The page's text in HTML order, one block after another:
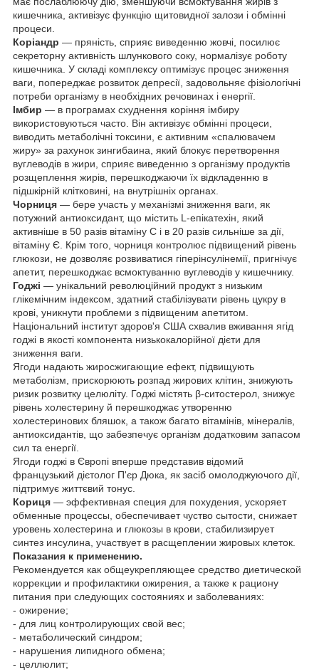
кишечника, активізує функцію щитовидної залози і обмінні
процеси.
Коріандр — пряність, сприяє виведенню жовчі, посилює
секреторну активність шлункового соку, нормалізує роботу
кишечника. У складі комплексу оптимізує процес зниження
ваги, попереджає розвиток депресії, задовольняє фізіологічні
потреби організму в необхідних речовинах і енергії.
Імбир — в програмах схуднення коріння імбиру
використовуються часто. Він активізує обмінні процеси,
виводить метаболічні токсини, є активним «спалювачем
жиру» за рахунок зингибаина, який блокує перетворення
вуглеводів в жири, сприяє виведенню з організму продуктів
розщеплення жирів, перешкоджаючи їх відкладенню в
підшкірній клітковині, на внутрішніх органах.
Чорниця — бере участь у механізмі зниження ваги, як
потужний антиоксидант, що містить L-епікатехін, який
активніше в 50 разів вітаміну С і в 20 разів сильніше за дії,
вітаміну Є. Крім того, чорниця контролює підвищений рівень
глюкози, не дозволяє розвиватися гіперінсулінемії, пригнічує
апетит, перешкоджає всмоктуванню вуглеводів у кишечнику.
Годжі — унікальний революційний продукт з низьким
глікемічним індексом, здатний стабілізувати рівень цукру в
крові, уникнути проблеми з підвищеним апетитом.
Національний інститут здоров'я США схвалив вживання ягід
годжі в якості компонента низькокалорійної дієти для
зниження ваги.
Ягоди надають жиросжигающие ефект, підвищують
метаболізм, прискорюють розпад жирових клітин, знижують
ризик розвитку целюліту. Годжі містять β-ситостерол, знижує
рівень холестерину й перешкоджає утворенню
холестеринових бляшок, а також багато вітамінів, мінералів,
антиоксидантів, що забезпечує організм додатковим запасом
сил та енергії.
Ягоди годжі в Європі вперше представив відомий
французький дієтолог П'єр Дюка, як засіб омолоджуючого дії,
підтримує життєвий тонус.
Кориця — эффективная специя для похудения, ускоряет
обменные процессы, обеспечивает чуство сытости, снижает
уровень холестерина и глюкозы в крови, стабилизирует
синтез инсулина, участвует в расщеплении жировых клеток.
Показания к применению.
Рекомендуется как общеукрепляющее средство диетической
коррекции и профилактики ожирения, а также к рациону
питания при следующих состояниях и заболеваниях:
- ожирение;
- для лиц контролирующих свой вес;
- метаболический синдром;
- нарушения липидного обмена;
- целлюлит;